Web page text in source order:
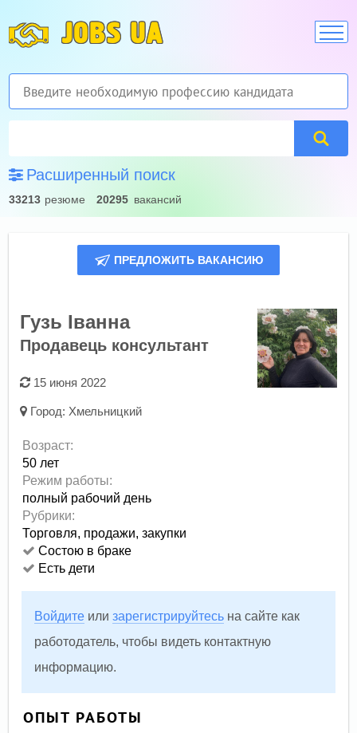
JOBS UA
Расширенный поиск
33213 резюме 20295 вакансий
ПРЕДЛОЖИТЬ ВАКАНСИЮ
Гузь Іванна
Продавець консультант
15 июня 2022
Город: Хмельницкий
Возраст:
50 лет
Режим работы:
полный рабочий день
Рубрики:
Торговля, продажи, закупки
Состою в браке
Есть дети
Войдите илизарегистрируйтесь на сайте как
работодатель, чтобы видеть контактную
информацию.
ОПЫТ РАБОТЫ